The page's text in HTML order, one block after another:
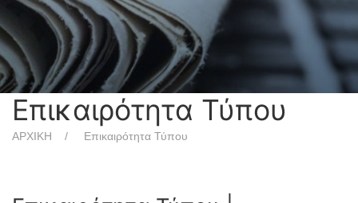
Επικαιρότητα Τύπου
ΑΡΧΙΚΗ Επικαιρότητα Τύπου